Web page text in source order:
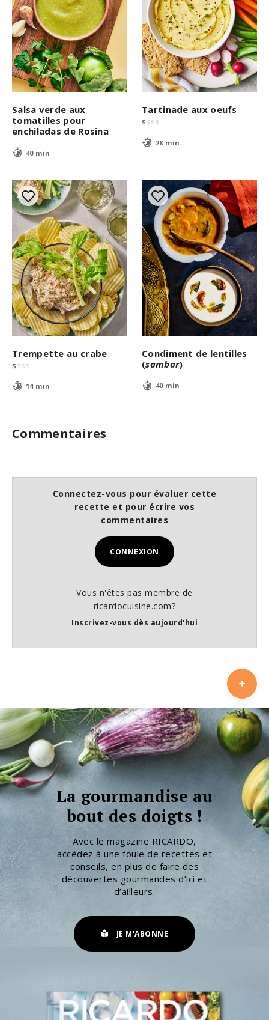
Salsa verde aux
tomatilles pour
enchiladas de Rosina
40 min
Tartinade aux oeufs
$ $$ $
28 min
Trempette au crabe
$ $$ $
14 min
Condiment de lentilles
(sambar)
40 min
Commentaires
Connectez-vous pour évaluer cette
recette et pour écrire vos
commentaires
CONNEXION
Vous n'êtes pas membre de
ricardocuisine.com?
Inscrivez-vous dès aujourd'hui
La gourmandise au
bout des doigts !
Avec le magazine RICARDO,
accédez à une foule de recettes et
conseils, en plus de faire des
découvertes gourmandes d’ici et
d’ailleurs.
JE M'ABONNE